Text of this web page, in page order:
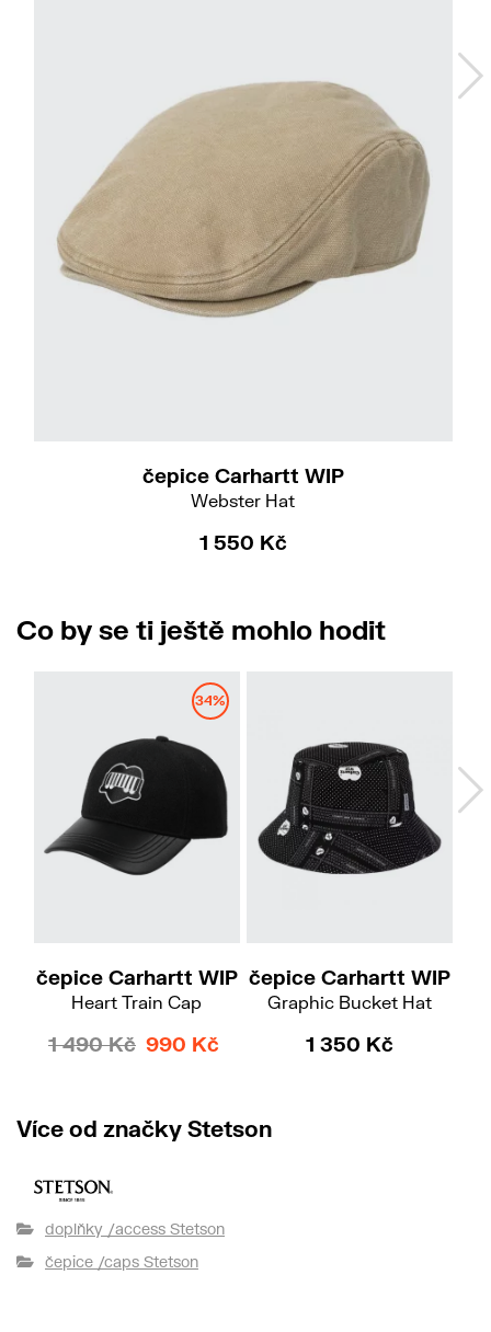
čepice Carhartt WIP
Webster Hat
1 550 Kč
Co by se ti ještě mohlo hodit
34%
čepice Carhartt WIP
Heart Train Cap
1 490 Kč 990 Kč
čepice Carhartt WIP
Graphic Bucket Hat
1 350 Kč
Více od značky Stetson
doplňky /access Stetson
čepice /caps Stetson